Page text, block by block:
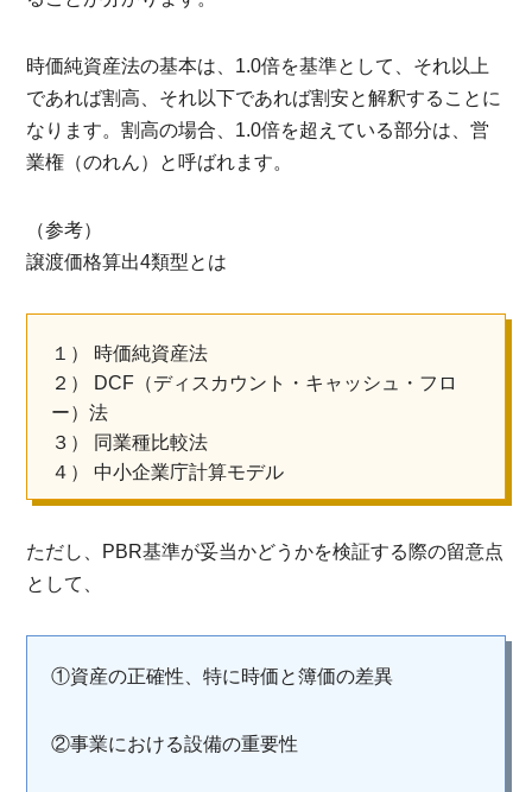
時価純資産法の基本は、1.0倍を基準として、それ以上
であれば割高、それ以下であれば割安と解釈することに
なります。割高の場合、1.0倍を超えている部分は、営
業権（のれん）と呼ばれます。
（参考）
譲渡価格算出4類型とは
１） 時価純資産法
２） DCF（ディスカウント・キャッシュ・フロ
ー）法
３） 同業種比較法
４） 中小企業庁計算モデル
ただし、PBR基準が妥当かどうかを検証する際の留意点
として、
①資産の正確性、特に時価と簿価の差異
②事業における設備の重要性